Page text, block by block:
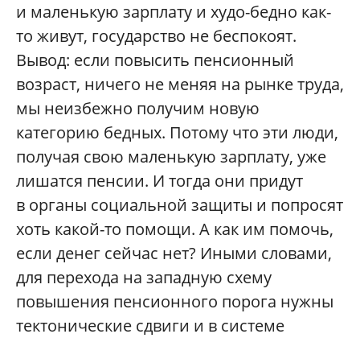
и маленькую зарплату и худо-бедно как-
то живут, государство не беспокоят.
Вывод: если повысить пенсионный
возраст, ничего не меняя на рынке труда,
мы неизбежно получим новую
категорию бедных. Потому что эти люди,
получая свою маленькую зарплату, уже
лишатся пенсии. И тогда они придут
в органы социальной защиты и попросят
хоть какой-то помощи. А как им помочь,
если денег сейчас нет? Иными словами,
для перехода на западную схему
повышения пенсионного порога нужны
тектонические сдвиги и в системе